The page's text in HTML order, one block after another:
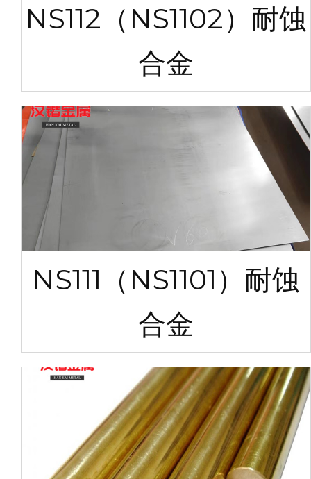
NS112（NS1102）耐蚀
合金
NS111（NS1101）耐蚀
合金